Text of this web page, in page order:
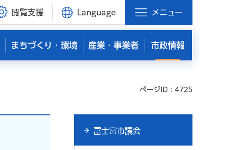
閲覧支援 Language メニュー
まちづくり・環境 産業・事業者 市政情報
ページID：4725
富士宮市議会